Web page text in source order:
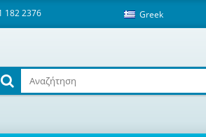
182 2376 Greek